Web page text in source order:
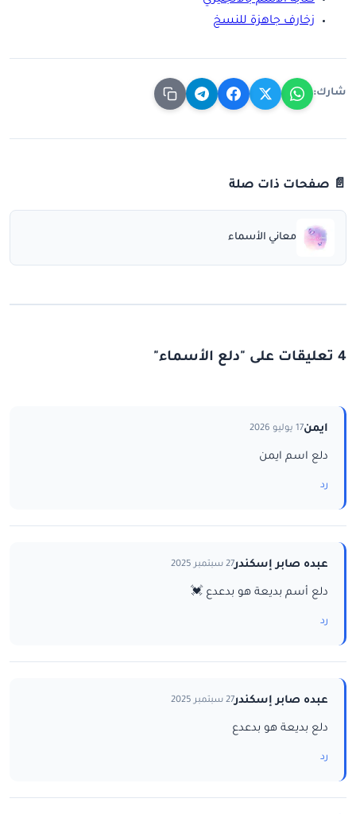
زخارف جاهزة للنسخ
شارك:
📄 صفحات ذات صلة
معاني الأسماء
4 تعليقات على "دلع الأسماء"
ايمن17 يوليو 2026
دلع اسم ايمن
رد
عبده صابر إسكندر27 سبتمبر 2025
دلع أسم بديعة هو بدعدع 💓
رد
عبده صابر إسكندر27 سبتمبر 2025
دلع بديعة هو بدعدع
رد